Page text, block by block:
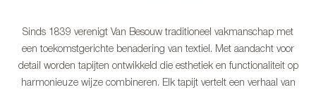
Sinds 1839 verenigt Van Besouw traditioneel vakmanschap met
een toekomstgerichte benadering van textiel. Met aandacht voor
detail worden tapijten ontwikkeld die esthetiek en functionaliteit op
harmonieuze wijze combineren. Elk tapijt vertelt een verhaal van